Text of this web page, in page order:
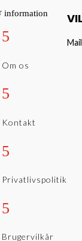
information
5
Om os
5
Kontakt
5
Privatlivspolitik
5
Brugervilkår